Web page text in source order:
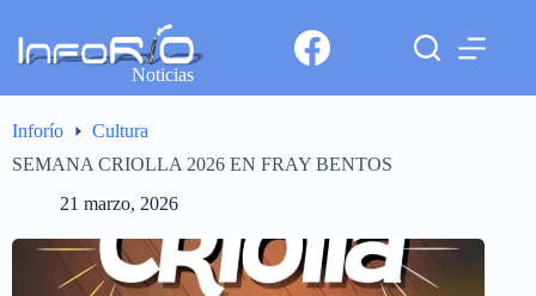
Noticias
Inforío
Cultura
SEMANA CRIOLLA 2026 EN FRAY BENTOS
21 marzo, 2026